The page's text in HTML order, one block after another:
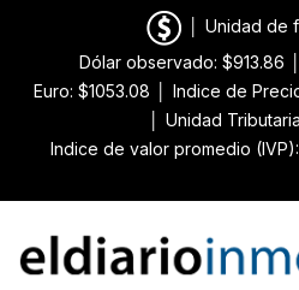
Unidad de
Dólar observado: $913.86
Euro: $1053.08
Indice de
Unidad
Indice de valor promedio